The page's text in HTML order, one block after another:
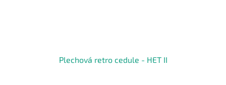
Plechová retro cedule - HET II